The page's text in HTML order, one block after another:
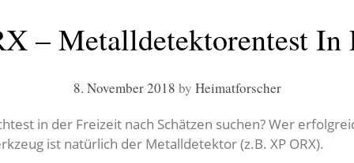
– Metalldetektorentest In
8. November 2018 by Heimatforscher
in der Freizeit nach Schätzen suchen? Wer
ist natürlich der Metalldetektor (z.B. XP ORX).